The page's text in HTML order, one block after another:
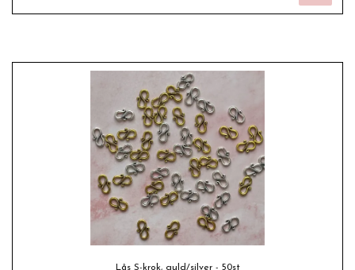
Lås S-krok, guld/silver - 50st